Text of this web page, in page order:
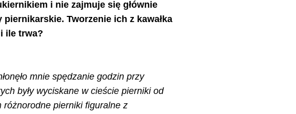
i nie zajmuje się głównie
Tworzenie ich z kawałka
ile trwa?
mnie spędzanie godzin przy
były wyciskane w cieście pierniki od
pierniki figuralne z